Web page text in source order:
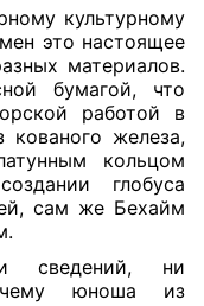
культурному
это настоящее
материалов.
бумагой, что
работой в
кованого железа,
кольцом
глобуса
сам же Бехайм
сведений, ни
юноша из